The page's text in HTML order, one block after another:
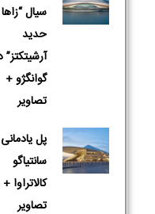
سیال “زاها
حدید
آرشیتکتز”
گوانگژو +
تصاویر
پل
سانتیاگو
کالاتراوا +
تصاویر